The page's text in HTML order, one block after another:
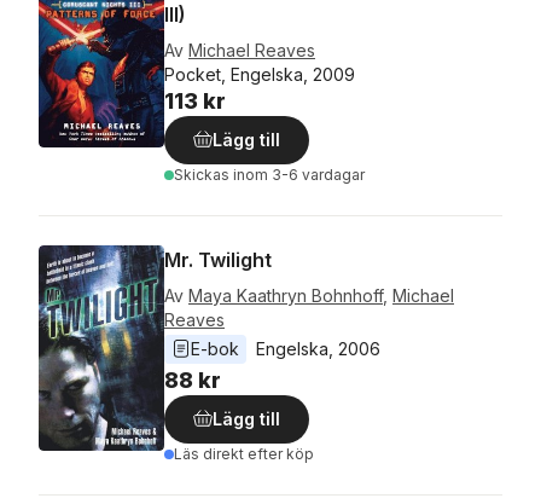
III)
Av Michael Reaves
Pocket, Engelska, 2009
113 kr
Lägg till
Skickas inom 3-6 vardagar
Mr. Twilight
Av Maya Kaathryn Bohnhoff, Michael
Reaves
E-bok
Engelska 2006
88 kr
Lägg till
Läs direkt efter köp